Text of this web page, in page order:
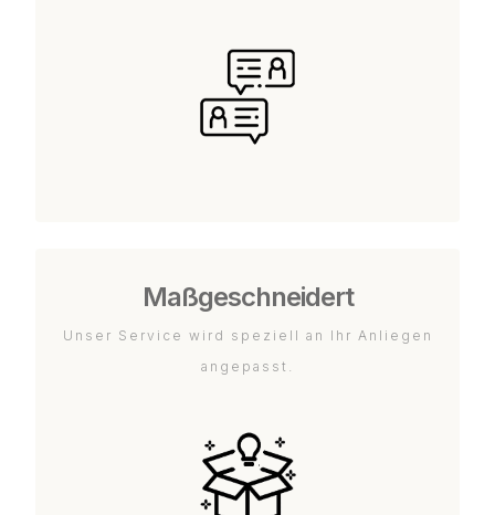
Maßgeschneidert
Unser Service wird speziell an Ihr Anliegen
angepasst.